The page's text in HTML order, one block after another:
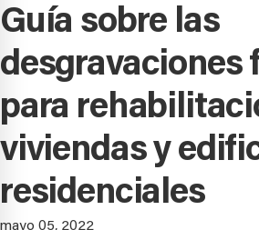
Guía sobre las
desgravaciones
para
viviendas y
residenciales
mayo 05, 2022